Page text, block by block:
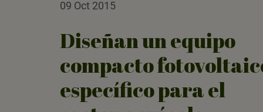
09 Oct 2015
Diseñan un equipo
compacto
específico para el